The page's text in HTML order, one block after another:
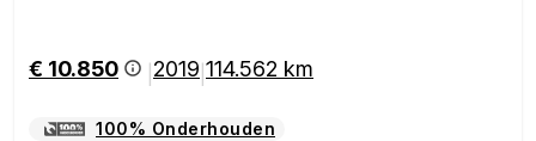
€ 10.850 2019 114.562 km
100% Onderhouden